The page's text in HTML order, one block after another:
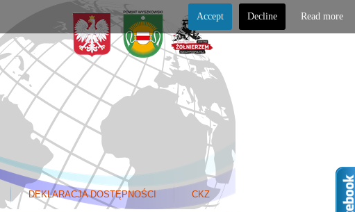
DEKLARACJA DOSTĘPNOŚCI CKZ
Accept Decline Read more